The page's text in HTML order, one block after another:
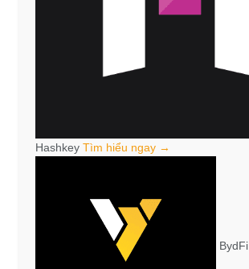
Hashkey Tìm hiểu ngay →
BydFi